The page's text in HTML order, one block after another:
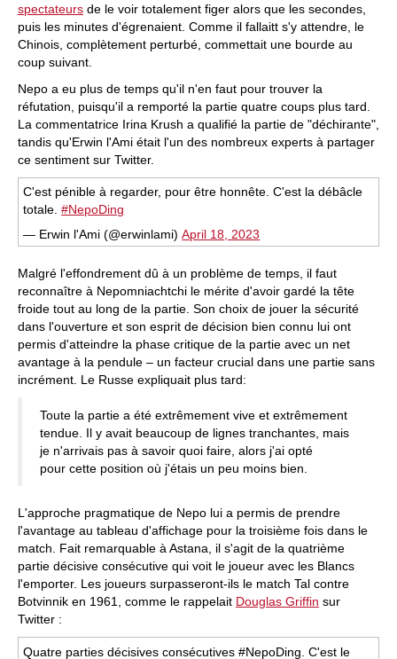
spectateurs de le voir totalement figer alors que les secondes,
puis les minutes d'égrenaient. Comme il fallaitt s'y attendre, le
Chinois, complètement perturbé, commettait une bourde au
coup suivant.
Nepo a eu plus de temps qu'il n'en faut pour trouver la
réfutation, puisqu'il a remporté la partie quatre coups plus tard.
La commentatrice Irina Krush a qualifié la partie de "déchirante",
tandis qu'Erwin l'Ami était l'un des nombreux experts à partager
ce sentiment sur Twitter.
C'est pénible à regarder, pour être honnête. C'est la débâcle
totale.#NepoDing
— Erwin l'Ami (@erwinlami)April 18, 2023
Malgré l'effondrement dû à un problème de temps, il faut
reconnaître à Nepomniachtchi le mérite d'avoir gardé la tête
froide tout au long de la partie. Son choix de jouer la sécurité
dans l'ouverture et son esprit de décision bien connu lui ont
permis d'atteindre la phase critique de la partie avec un net
avantage à la pendule – un facteur crucial dans une partie sans
incrément. Le Russe expliquait plus tard:
Toute la partie a été extrêmement vive et extrêmement
tendue. Il y avait beaucoup de lignes tranchantes, mais
je n'arrivais pas à savoir quoi faire, alors j'ai opté
pour cette position où j'étais un peu moins bien.
L'approche pragmatique de Nepo lui a permis de prendre
l'avantage au tableau d'affichage pour la troisième fois dans le
match. Fait remarquable à Astana, il s'agit de la quatrième
partie décisive consécutive qui voit le joueur avec les Blancs
l'emporter. Les joueurs surpasseront-ils le match Tal contre
Botvinnik en 1961, comme le rappelait Douglas Griffin sur
Twitter :
Quatre parties décisives consécutives #NepoDing. C'est le